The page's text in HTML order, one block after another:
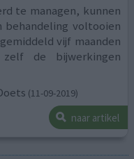
te managen, kunnen
voltooien
vijf maanden
de bijwerkingen
(11-09-2019)
naar artikel